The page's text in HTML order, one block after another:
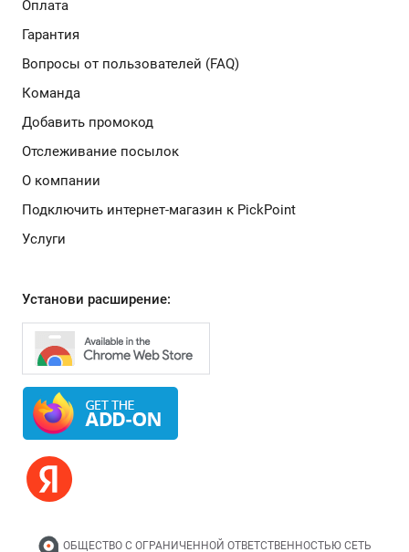
Оплата
Гарантия
Вопросы от пользователей (FAQ)
Команда
Добавить промокод
Отслеживание посылок
О компании
Подключить интернет-магазин к PickPoint
Услуги
Установи расширение:
ОБЩЕСТВО С ОГРАНИЧЕННОЙ ОТВЕТСТВЕННОСТЬЮ СЕТЬ